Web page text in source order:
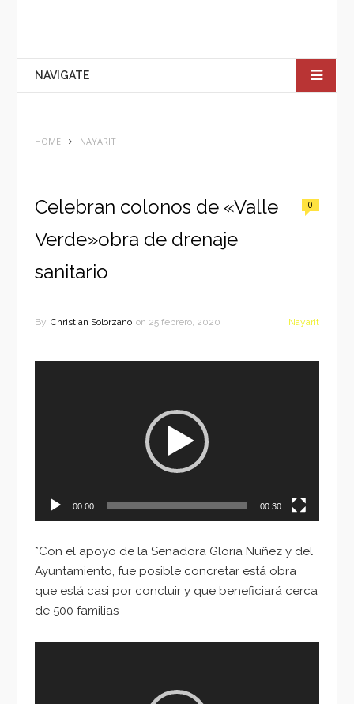
NAVIGATE
HOME NAYARIT
Celebran colonos de «Valle
Verde»obra de drenaje
sanitario
0
By Christian Solorzano on 25 febrero, 2020 Nayarit
00:00 00:30
*Con el apoyo de la Senadora Gloria Nuñez y del
Ayuntamiento, fue posible concretar está obra
que está casi por concluir y que beneficiará cerca
de 500 familias